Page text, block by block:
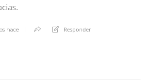
hace Responder